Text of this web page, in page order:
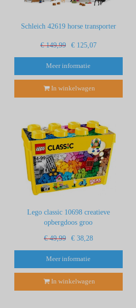
Schleich 42619 horse transporter
€ 149,99 € 125,07
Meer informatie
In winkelwagen
Lego classic 10698 creatieve
opbergdoos groo
€ 49,99 € 38,28
Meer informatie
In winkelwagen